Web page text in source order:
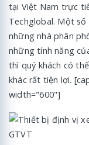
tại Việt Nam trực
Techglobal. Một
những nhà phân
những tính năng
thì quý khách có
khác rất tiện lợi.
width="600"]